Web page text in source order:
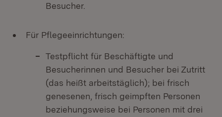
Besucher.
Für Pflegeeinrichtungen:
Testpflicht für Beschäftigte und
Besucherinnen und Besucher bei Zutritt
(das heißt arbeitstäglich); bei frisch
genesenen, frisch geimpften Personen
beziehungsweise bei Personen mit drei